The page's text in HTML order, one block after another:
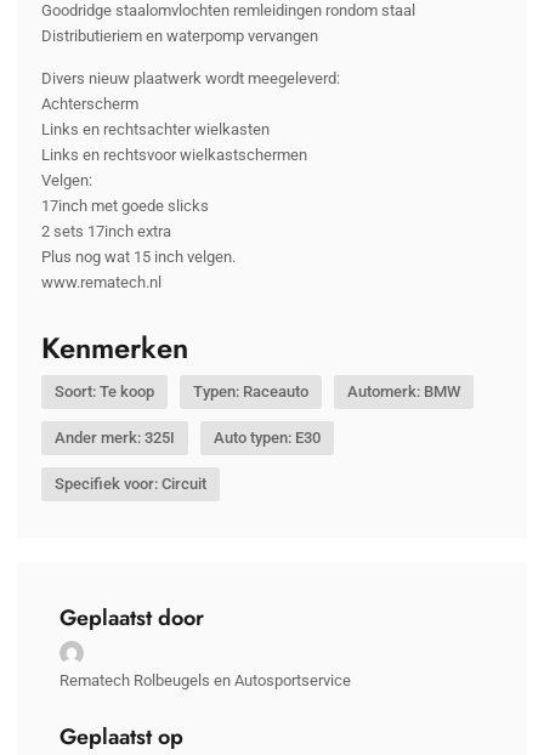
Goodridge staalomvlochten remleidingen rondom staal
Distributieriem en waterpomp vervangen
Divers nieuw plaatwerk wordt meegeleverd:
Achterscherm
Links en rechtsachter wielkasten
Links en rechtsvoor wielkastschermen
Velgen:
17inch met goede slicks
2 sets 17inch extra
Plus nog wat 15 inch velgen.
www.rematech.nl
Kenmerken
Soort: Te koop Typen: Raceauto Automerk: BMW
Ander merk: 325I Auto typen: E30
Specifiek voor: Circuit
Geplaatst door
Rematech Rolbeugels en Autosportservice
Geplaatst op